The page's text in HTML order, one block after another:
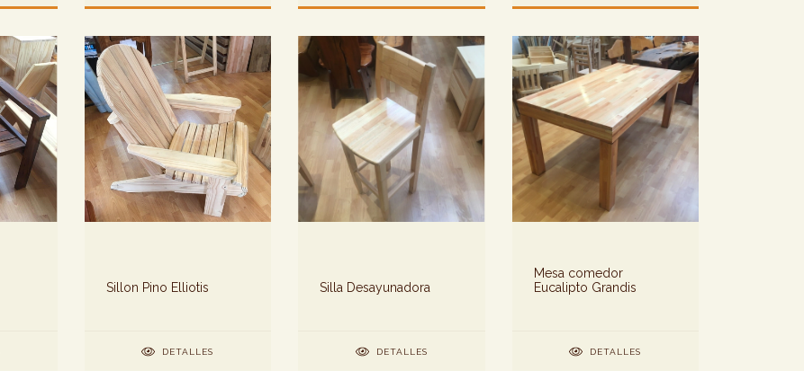
Sillon Pino Elliotis
DETALLES
Silla Desayunadora
DETALLES
Mesa comedor
Eucalipto Grandis
DETALLES